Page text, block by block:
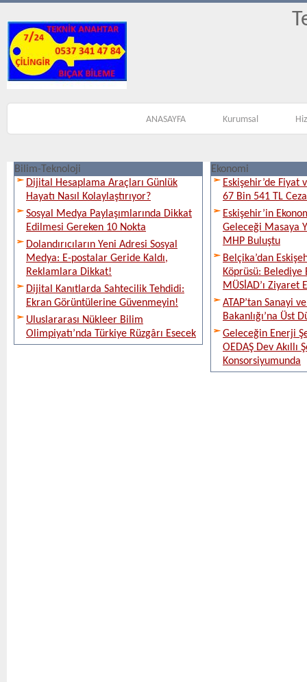
ANASAYFA Kurumsal
Bilim-Teknoloji
Dijital Hesaplama Araçları Günlük
Hayatı Nasıl Kolaylaştırıyor?
Sosyal Medya Paylaşımlarında Dikkat
Edilmesi Gereken 10 Nokta
Dolandırıcıların Yeni Adresi Sosyal
Medya: E-postalar Geride Kaldı,
Reklamlara Dikkat!
Dijital Kanıtlarda Sahtecilik Tehdidi:
Ekran Görüntülerine Güvenmeyin!
Uluslararası Nükleer Bilim
Olimpiyatı’nda Türkiye Rüzgârı Esecek
Ekonomi
Eskişehir’de Fiyat
67 Bin 541 TL
Eskişehir’in
Geleceği Masaya
MHP Buluştu
Belçika’dan
Köprüsü: Belediye
MÜSİAD’ı Ziyaret
ATAP’tan Sanayi
Bakanlığı’na Üst
Geleceğin Enerji
OEDAŞ Dev Akıllı
Konsorsiyumunda